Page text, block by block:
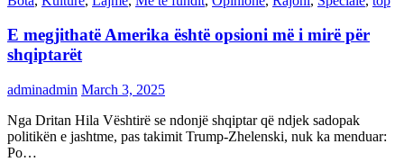
E megjithatë Amerika është opsioni më i mirë për
shqiptarët
adminadmin March 3, 2025
Nga Dritan Hila Vështirë se ndonjë shqiptar që ndjek sadopak
politikën e jashtme, pas takimit Trump-Zhelenski, nuk ka menduar:
Po…